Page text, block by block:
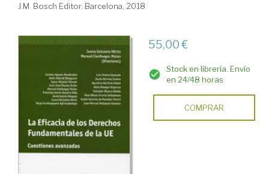
J.M. Bosch Editor. Barcelona, 2018
55,00 €
Stock en librería. Envío
en 24/48 horas
COMPRAR